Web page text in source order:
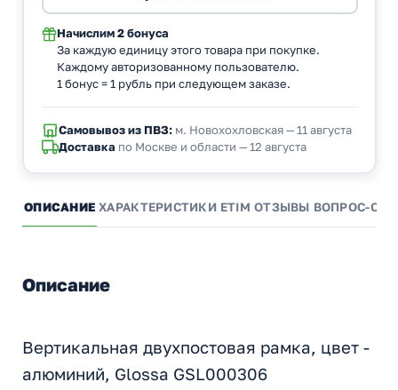
Начислим 2 бонуса
За каждую единицу этого товара при покупке.
Каждому авторизованному пользователю.
1 бонус = 1 рубль при следующем заказе.
Самовывоз из ПВЗ:м. Новохохловская — 11 августа
Доставка по Москве и области — 12 августа
ОПИСАНИЕ ХАРАКТЕРИСТИКИ ETIM ОТЗЫВЫ ВОПРОС-
Описание
Вертикальная двухпостовая рамка, цвет -
алюминий, Glossa GSL000306